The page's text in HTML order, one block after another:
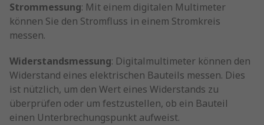
Strommessung: Mit einem digitalen Multimeter
können Sie den Stromfluss in einem Stromkreis
messen.
Widerstandsmessung: Digitalmultimeter können den
Widerstand eines elektrischen Bauteils messen. Dies
ist nützlich, um den Wert eines Widerstands zu
überprüfen oder um festzustellen, ob ein Bauteil
einen Unterbrechungspunkt aufweist.